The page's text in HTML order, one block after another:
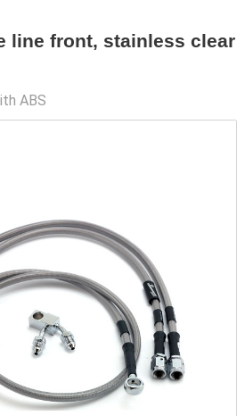
line front, stainless clear
ABS